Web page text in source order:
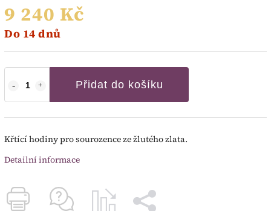
9 240 Kč
Do 14 dnů
Přidat do košíku
Křtící hodiny pro sourozence ze žlutého zlata.
Detailní informace